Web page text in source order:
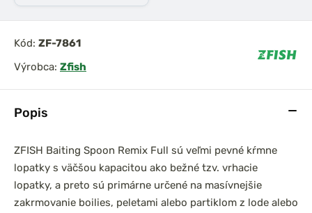
Popis
ZFISH Baiting Spoon Remix Full sú veľmi pevné kŕmne
lopatky s väčšou kapacitou ako bežné tzv. vrhacie
lopatky, a preto sú primárne určené na masívnejšie
zakrmovanie boilies, peletami alebo partiklom z lode alebo
Kód: ZF-7861
Výrobca: Zfish